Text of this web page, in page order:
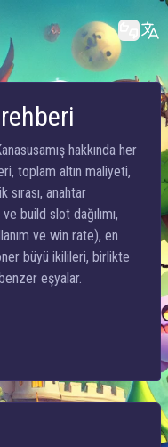
hakkında her
toplam altın maliyeti,
sırası, anahtar
build slot dağılımı,
ve win rate), en
büyü ikilileri, birlikte
eşyalar.